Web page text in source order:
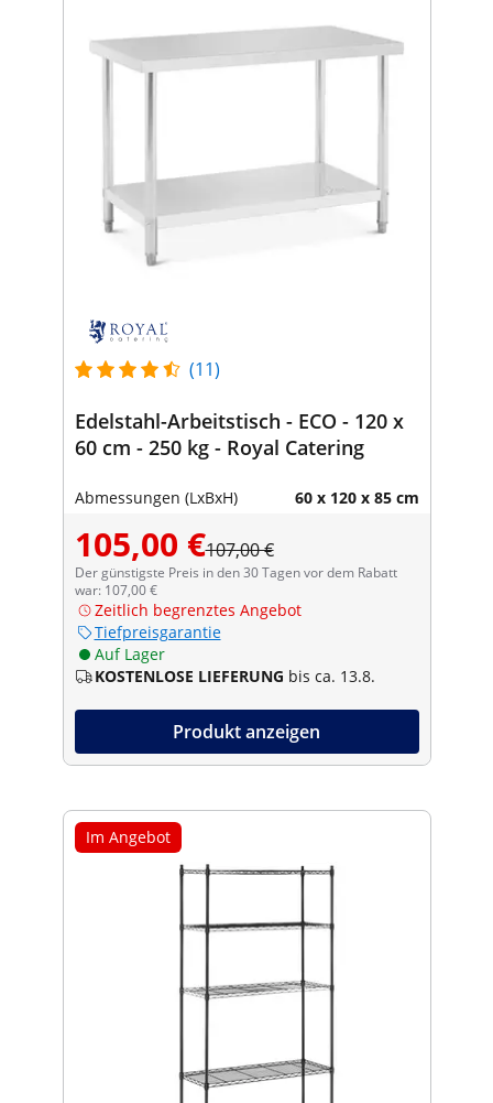
(11)
Edelstahl-Arbeitstisch - ECO - 120 x
60 cm - 250 kg - Royal Catering
Abmessungen (LxBxH) 60 x 120 x 85 cm
105,00 €107,00 €
Der günstigste Preis in den 30 Tagen vor dem Rabatt
war: 107,00 €
Zeitlich begrenztes Angebot
Tiefpreisgarantie
Auf Lager
KOSTENLOSE LIEFERUNG bis ca. 13.8.
Produkt anzeigen
Im Angebot